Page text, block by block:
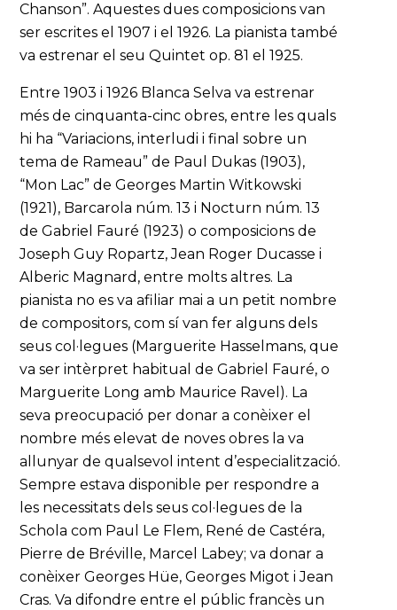
Chanson”. Aquestes dues composicions van
ser escrites el 1907 i el 1926. La pianista també
va estrenar el seu Quintet op. 81 el 1925.
Entre 1903 i 1926 Blanca Selva va estrenar
més de cinquanta-cinc obres, entre les quals
hi ha “Variacions, interludi i final sobre un
tema de Rameau” de Paul Dukas (1903),
“Mon Lac” de Georges Martin Witkowski
(1921), Barcarola núm. 13 i Nocturn núm. 13
de Gabriel Fauré (1923) o composicions de
Joseph Guy Ropartz, Jean Roger Ducasse i
Alberic Magnard, entre molts altres. La
pianista no es va afiliar mai a un petit nombre
de compositors, com sí van fer alguns dels
seus col·legues (Marguerite Hasselmans, que
va ser intèrpret habitual de Gabriel Fauré, o
Marguerite Long amb Maurice Ravel). La
seva preocupació per donar a conèixer el
nombre més elevat de noves obres la va
allunyar de qualsevol intent d’especialització.
Sempre estava disponible per respondre a
les necessitats dels seus col·legues de la
Schola com Paul Le Flem, René de Castéra,
Pierre de Bréville, Marcel Labey; va donar a
conèixer Georges Hüe, Georges Migot i Jean
Cras. Va difondre entre el públic francès un